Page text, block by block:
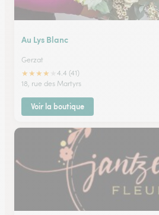
Au Lys Blanc
Gerzat
★★★★
4.4 (41)
18, rue des Martyrs
Voir la boutique